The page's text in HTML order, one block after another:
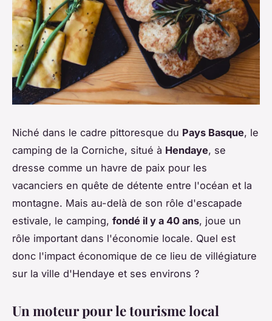
Niché dans le cadre pittoresque du Pays Basque, le
camping de la Corniche, situé à Hendaye, se
dresse comme un havre de paix pour les
vacanciers en quête de détente entre l'océan et la
montagne. Mais au-delà de son rôle d'escapade
estivale, le camping, fondé il y a 40 ans, joue un
rôle important dans l'économie locale. Quel est
donc l'impact économique de ce lieu de villégiature
sur la ville d'Hendaye et ses environs ?
Un moteur pour le tourisme local